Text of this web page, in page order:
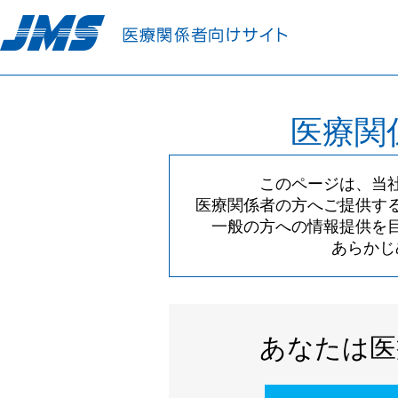
医療
このページは、当
医療関係者の方へご提供す
一般の方への情報提供を
あらか
あなたは